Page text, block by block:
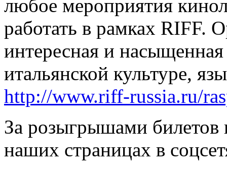
любое мероприятия
работать в рамках RIFF.
интересная и
итальянской культуре,
http://www.riff-russia.ru/
За розыгрышами билетов
наших страницах в